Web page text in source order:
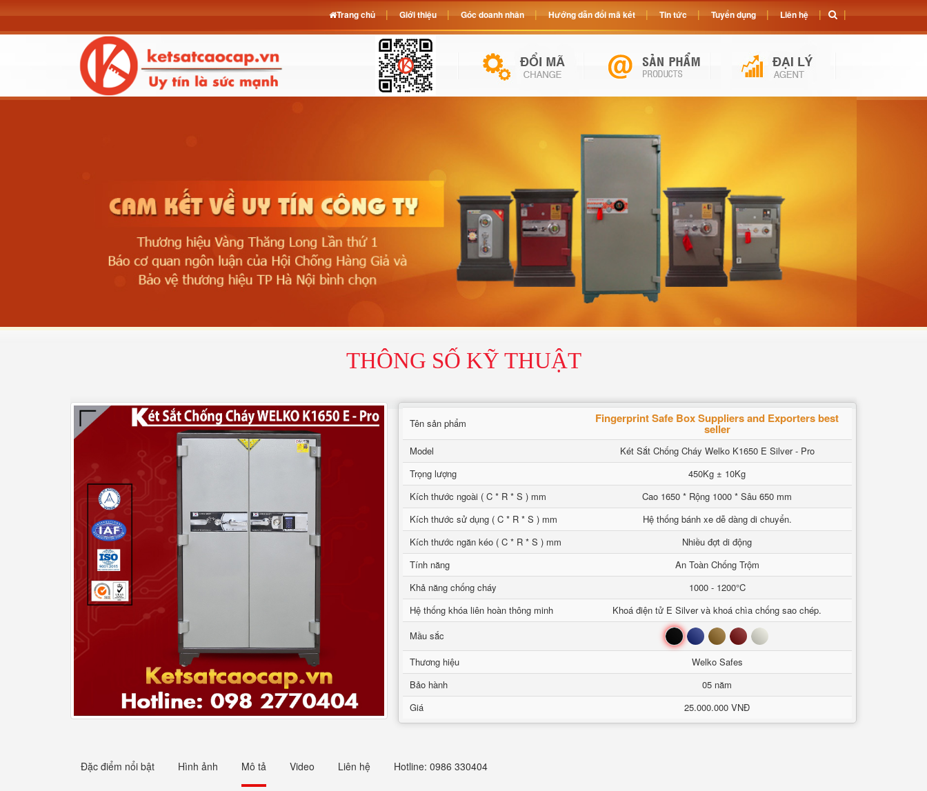
THÔNG SỐ KỸ THUẬT
Tên sản phẩm Fingerprint Safe Box Suppliers and Exporters best
seller
Model
Két Sắt Chống Cháy Welko K1650 E Silver - Pro
Trọng lượng
450Kg ± 10Kg
Kích thước ngoài ( C * R * S ) mm
Cao 1650 * Rộng 1000 * Sâu 650 mm
Kích thước sử dụng ( C * R * S ) mm
Hệ thống bánh xe dễ dàng di chuyển.
Kích thước ngăn kéo ( C * R * S ) mm
Nhiều đợt di động
Tính năng
An Toàn Chống Trộm
Khả năng chống cháy
1000 - 1200°C
Hệ thống khóa liên hoàn thông minh
Khoá điện tử E Silver và khoá chìa chống sao chép.
Mầu sắc
Đen Xanh Nâu Đỏ Trắng
Thương hiệu
Welko Safes
Bảo hành
05 năm
Giá
25.000.000 VNĐ
Đặc điểm nổi bật Hình ảnh Mô tả Video Liên hệ Hotline: 0986 330404
Trang chủ Giới thiệu Góc doanh nhân Hướng dẫn đổi mã két Tin tức Tuyển dụng Liên hệ